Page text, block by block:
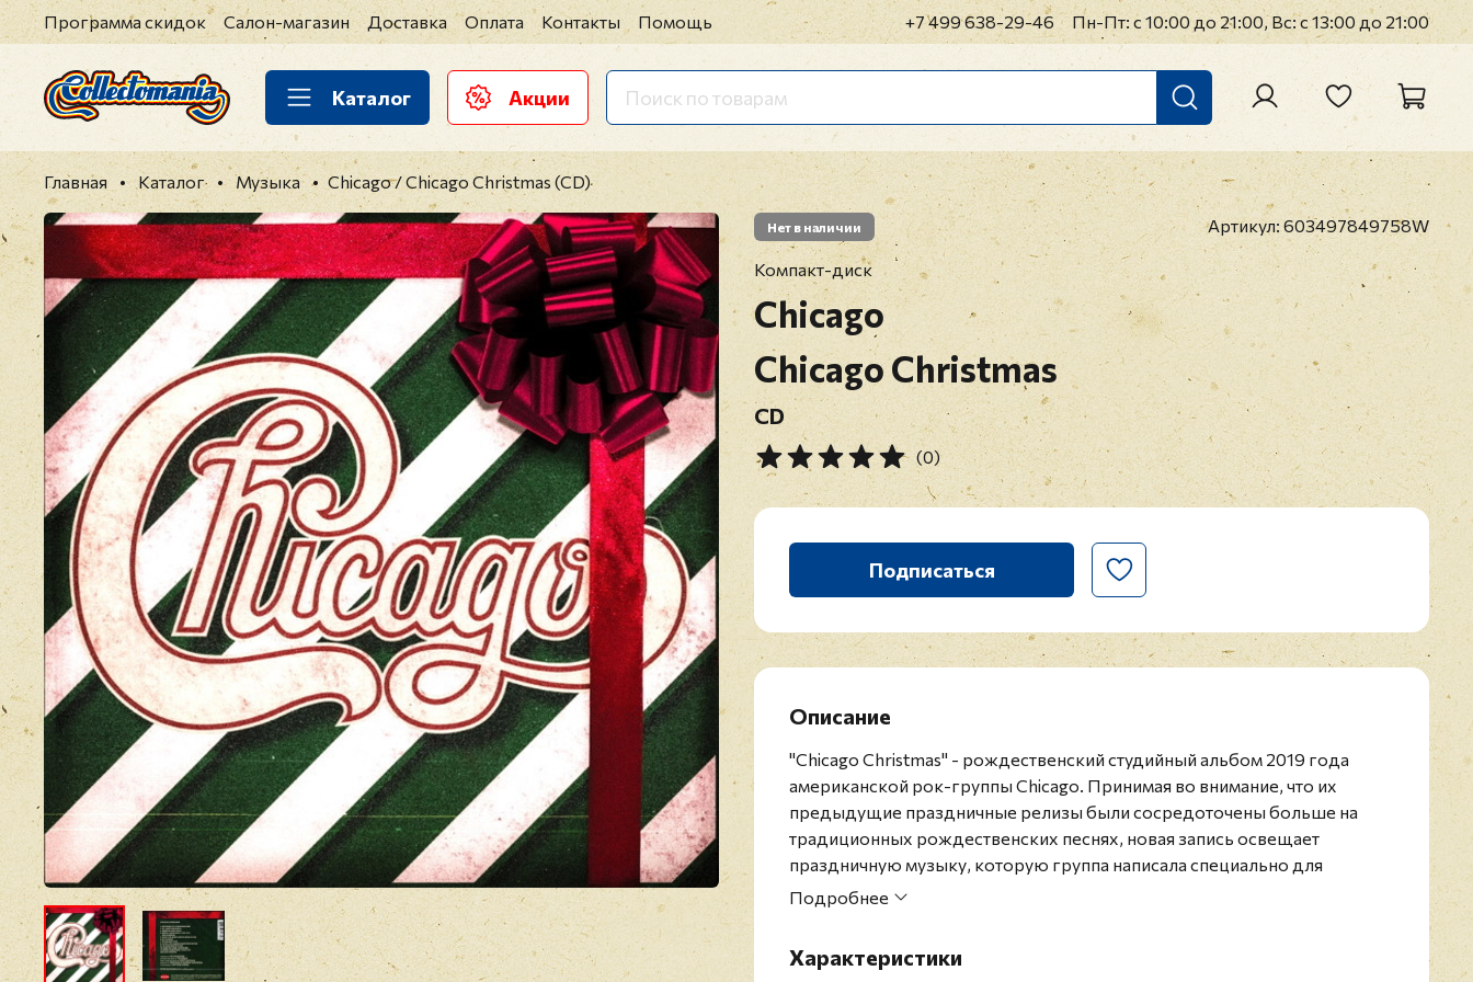
Программа скидок Салон-магазин Доставка Оплата Контакты Помощь +7 499 638-29-46 Пн-Пт: с 10:00 до 21:00, Вс: с 13:00 до 21:00
Каталог Акции
Главная Каталог Музыка Chicago / Chicago Christmas (CD)
Нет в наличии Артикул: 603497849758W
Компакт-диск
Chicago
Chicago Christmas
CD
(0)
Подписаться
Описание
"Chicago Christmas" - рождественский студийный альбом 2019 года
американской рок-группы Chicago. Принимая во внимание, что их
предыдущие праздничные релизы были сосредоточены больше на
традиционных рождественских песнях, новая запись освещает
праздничную музыку, которую группа написала специально для
альбома, включая "All Over The World", "(Because) It’s Christmastime" и
вместе с Джоном Даррилом из The Ventures - самой продаваемой
Подробнее
Характеристики